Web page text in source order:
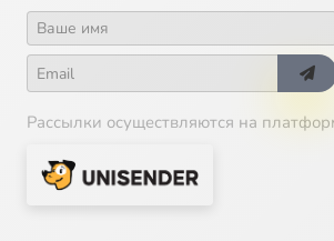
Рассылки осуществляются на